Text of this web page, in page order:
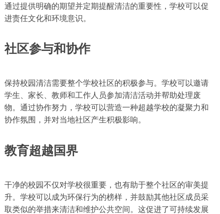
通过提供明确的期望并定期提醒清洁的重要性，学校可以促
进责任文化和环境意识。
社区参与和协作
保持校园清洁需要整个学校社区的积极参与。学校可以邀请
学生、家长、教师和工作人员参加清洁活动并帮助处理废
物。通过协作努力，学校可以营造一种超越学校的凝聚力和
协作氛围，并对当地社区产生积极影响。
教育超越国界
干净的校园不仅对学校很重要，也有助于整个社区的审美提
升。学校可以成为环保行为的榜样，并鼓励其他社区成员采
取类似的举措来清洁和维护公共空间。这促进了可持续发展